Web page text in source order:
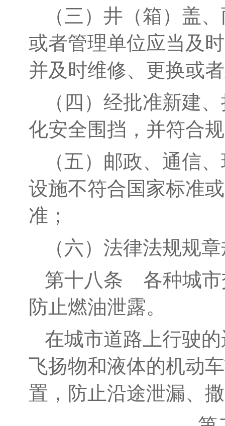
（三）井（箱）盖
或者管理单位应当及
并及时维修、更换或
（四）经批准新建
化安全围挡，并符合
（五）邮政、通信
设施不符合国家标准
准；
（六）法律法规规
第十八条 各种城
防止燃油泄露。
在城市道路上行驶
飞扬物和液体的机动
置，防止沿途泄漏、